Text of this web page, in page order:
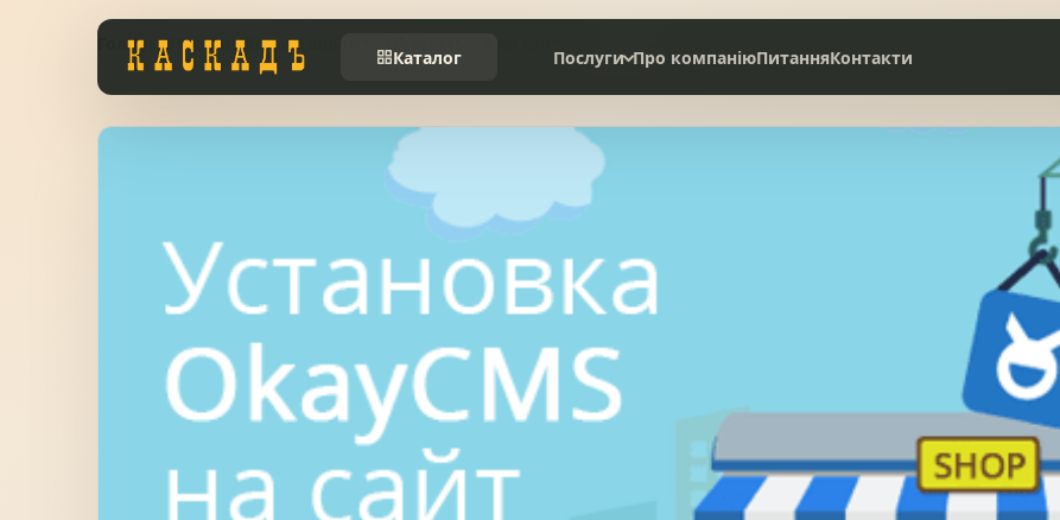
Каталог Послуги
Сервісне обслуговування
Про компаніюПитанняКонтакти
Заборы
Системи водовідведення
Вікна та сходи
НАТУРАЛЬНА ЧЕРЕПИЦЯ СЛАНЦЕВА ПОКРІВЛЯ
БІТУМНА ЧЕРЕПИЦЯ МЕТАЛОЧЕРЕПИЦЯ
Головна Статьи Как установить OkayCMS 2.0 на сайт